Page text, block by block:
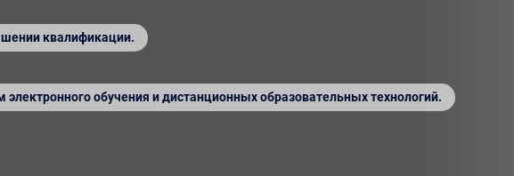
квалификации.
обучения и дистанционных образовательных технологий.